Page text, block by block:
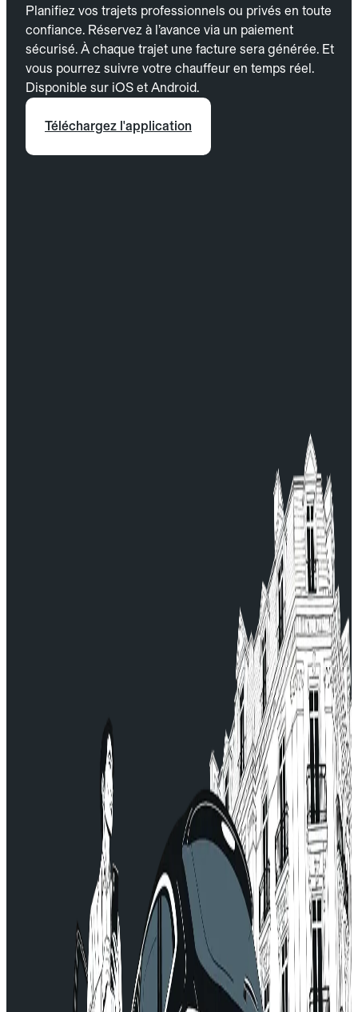
Planifiez vos trajets professionnels ou privés en toute
confiance. Réservez à l’avance via un paiement
sécurisé. À chaque trajet une facture sera générée. Et
vous pourrez suivre votre chauffeur en temps réel.
Disponible sur iOS et Android.
Téléchargez l'application